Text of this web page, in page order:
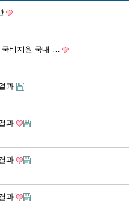
국비지원 국내 …
과
과
과
과